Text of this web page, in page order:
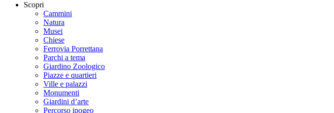
Scopri
Cammini
Natura
Musei
Chiese
Ferrovia Porrettana
Parchi a tema
Giardino Zoologico
Piazze e quartieri
Ville e palazzi
Monumenti
Giardini d’arte
Percorso ipogeo